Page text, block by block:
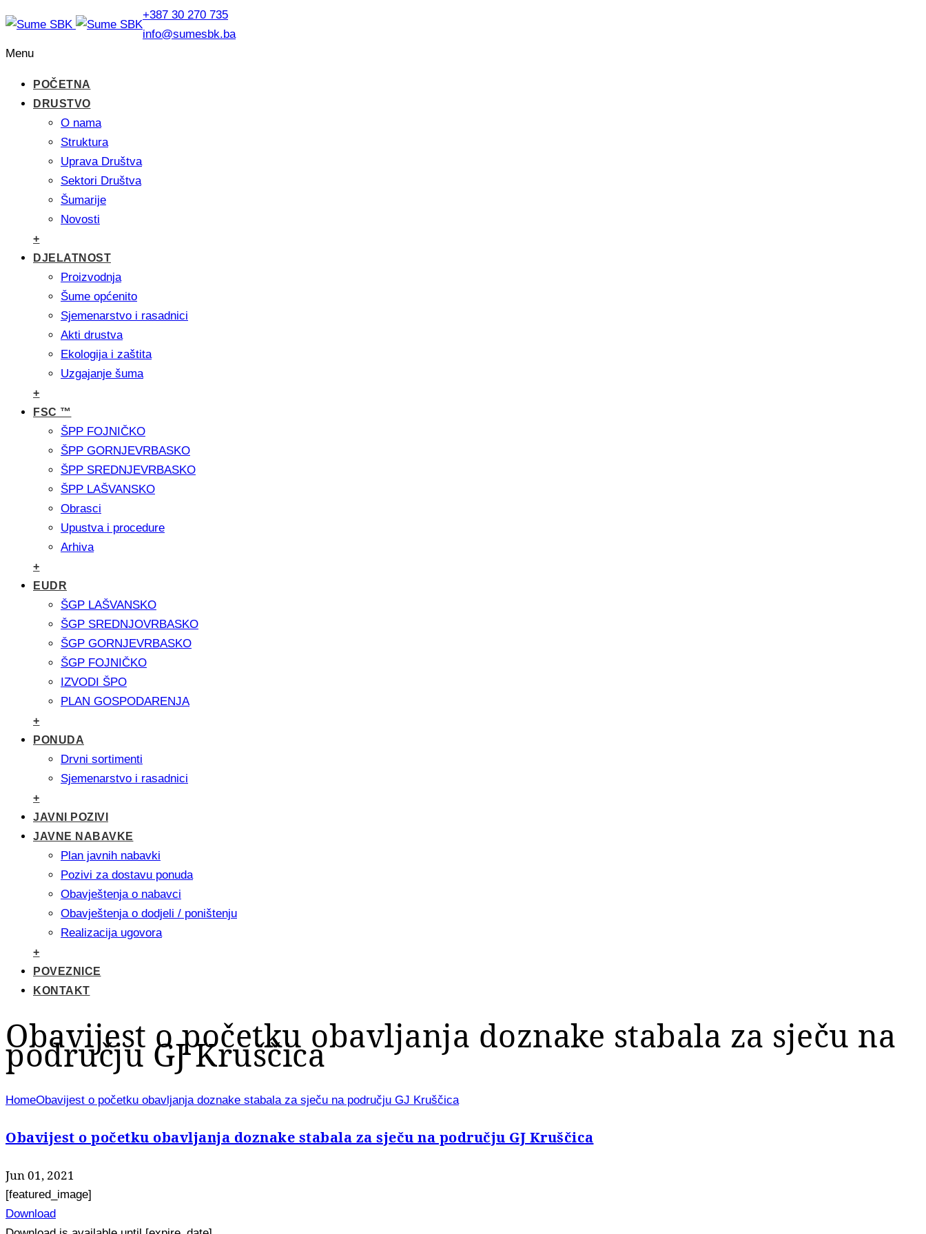
+387 30 270 735
info@sumesbk.ba
Menu
POČETNA
DRUSTVO
O nama
Struktura
Uprava Društva
Sektori Društva
Šumarije
Novosti
+
DJELATNOST
Proizvodnja
Šume općenito
Sjemenarstvo i rasadnici
Akti drustva
Ekologija i zaštita
Uzgajanje šuma
+
FSC ™
ŠPP FOJNIČKO
ŠPP GORNJEVRBASKO
ŠPP SREDNJEVRBASKO
ŠPP LAŠVANSKO
Obrasci
Upustva i procedure
Arhiva
+
EUDR
ŠGP LAŠVANSKO
ŠGP SREDNJOVRBASKO
ŠGP GORNJEVRBASKO
ŠGP FOJNIČKO
IZVODI ŠPO
PLAN GOSPODARENJA
+
PONUDA
Drvni sortimenti
Sjemenarstvo i rasadnici
+
JAVNI POZIVI
JAVNE NABAVKE
Plan javnih nabavki
Pozivi za dostavu ponuda
Obavještenja o nabavci
Obavještenja o dodjeli / poništenju
Realizacija ugovora
+
POVEZNICE
KONTAKT
Obavijest o početku obavljanja doznake stabala za sječu na
području GJ Kruščica
HomeObavijest o početku obavljanja doznake stabala za sječu na području GJ Kruščica
Obavijest o početku obavljanja doznake stabala za sječu na području GJ Kruščica
Jun 01, 2021
[featured_image]
Download